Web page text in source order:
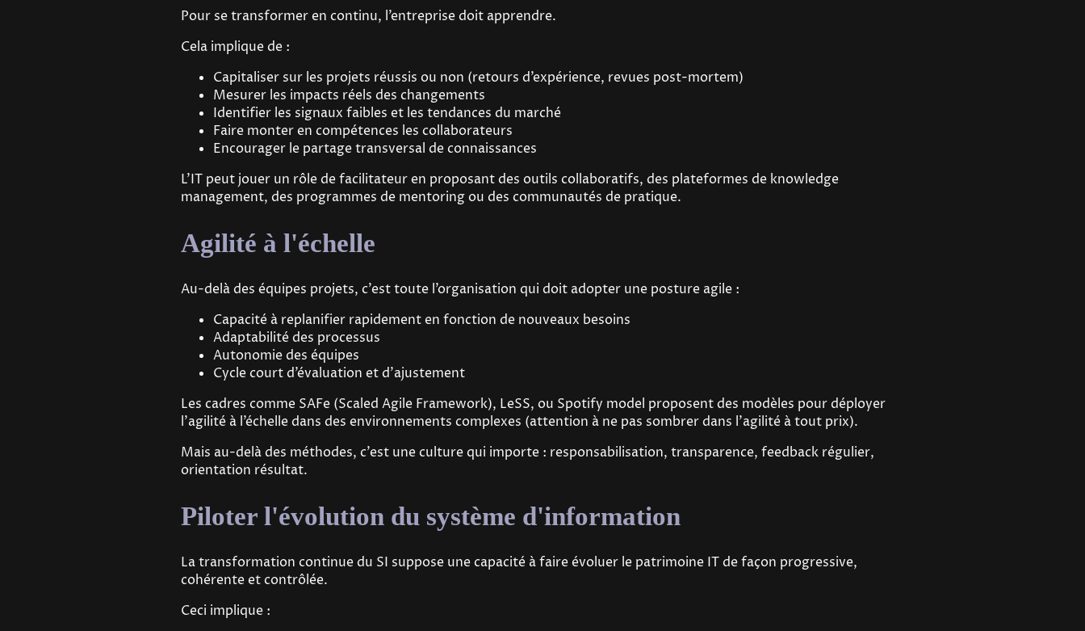
Pour se transformer en continu, l’entreprise doit apprendre.
Cela implique de :
Capitaliser sur les projets réussis ou non (retours d’expérience, revues post-mortem)
Mesurer les impacts réels des changements
Identifier les signaux faibles et les tendances du marché
Faire monter en compétences les collaborateurs
Encourager le partage transversal de connaissances
L’IT peut jouer un rôle de facilitateur en proposant des outils collaboratifs, des plateformes de knowledge
management, des programmes de mentoring ou des communautés de pratique.
Agilité à l'échelle
Au-delà des équipes projets, c’est toute l’organisation qui doit adopter une posture agile :
Capacité à replanifier rapidement en fonction de nouveaux besoins
Adaptabilité des processus
Autonomie des équipes
Cycle court d’évaluation et d’ajustement
Les cadres comme SAFe (Scaled Agile Framework), LeSS, ou Spotify model proposent des modèles pour déployer
l’agilité à l’échelle dans des environnements complexes (attention à ne pas sombrer dans l'agilité à tout prix).
Mais au-delà des méthodes, c’est une culture qui importe : responsabilisation, transparence, feedback régulier,
orientation résultat.
Piloter l'évolution du système d'information
La transformation continue du SI suppose une capacité à faire évoluer le patrimoine IT de façon progressive,
cohérente et contrôlée.
Ceci implique :